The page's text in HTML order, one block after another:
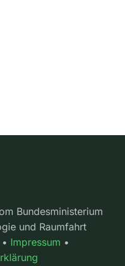
Bundesministerium
und Raumfahrt
Impressum •